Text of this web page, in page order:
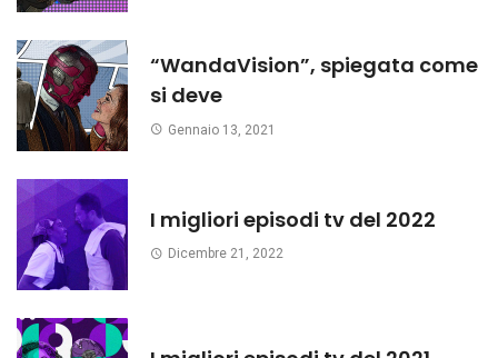
“WandaVision”, spiegata come
si deve
Gennaio 13, 2021
I migliori episodi tv del 2022
Dicembre 21, 2022